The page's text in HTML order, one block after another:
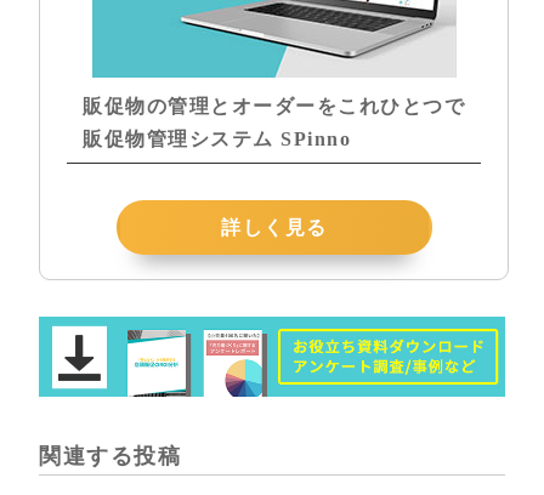
販促物の管理とオーダーをこれひとつで
販促物管理システム SPinno
詳しく見る
関連する投稿